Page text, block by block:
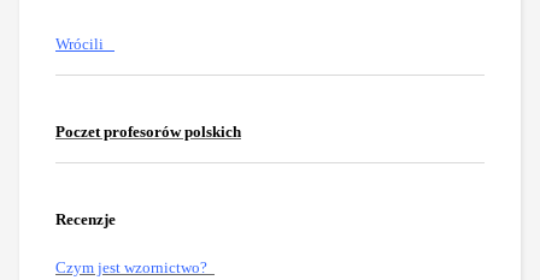
Wrócili
Poczet profesorów polskich
Recenzje
Czym jest wzornictwo?